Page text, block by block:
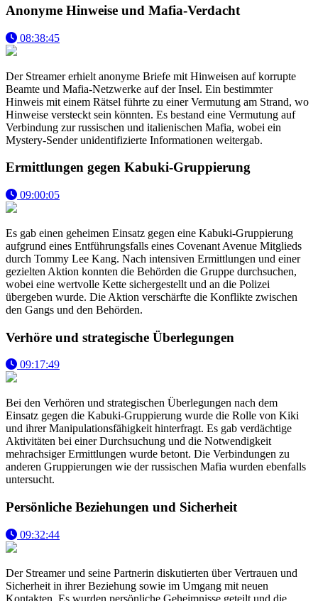
Anonyme Hinweise und Mafia-Verdacht
08:38:45
Der Streamer erhielt anonyme Briefe mit Hinweisen auf korrupte
Beamte und Mafia-Netzwerke auf der Insel. Ein bestimmter
Hinweis mit einem Rätsel führte zu einer Vermutung am Strand, wo
Hinweise versteckt sein könnten. Es bestand eine Vermutung auf
Verbindung zur russischen und italienischen Mafia, wobei ein
Mystery-Sender unidentifizierte Informationen weitergab.
Ermittlungen gegen Kabuki-Gruppierung
09:00:05
Es gab einen geheimen Einsatz gegen eine Kabuki-Gruppierung
aufgrund eines Entführungsfalls eines Covenant Avenue Mitglieds
durch Tommy Lee Kang. Nach intensiven Ermittlungen und einer
gezielten Aktion konnten die Behörden die Gruppe durchsuchen,
wobei eine wertvolle Kette sichergestellt und an die Polizei
übergeben wurde. Die Aktion verschärfte die Konflikte zwischen
den Gangs und den Behörden.
Verhöre und strategische Überlegungen
09:17:49
Bei den Verhören und strategischen Überlegungen nach dem
Einsatz gegen die Kabuki-Gruppierung wurde die Rolle von Kiki
und ihrer Manipulationsfähigkeit hinterfragt. Es gab verdächtige
Aktivitäten bei einer Durchsuchung und die Notwendigkeit
mehrachsiger Ermittlungen wurde betont. Die Verbindungen zu
anderen Gruppierungen wie der russischen Mafia wurden ebenfalls
untersucht.
Persönliche Beziehungen und Sicherheit
09:32:44
Der Streamer und seine Partnerin diskutierten über Vertrauen und
Sicherheit in ihrer Beziehung sowie im Umgang mit neuen
Kontakten. Es wurden persönliche Geheimnisse geteilt und die